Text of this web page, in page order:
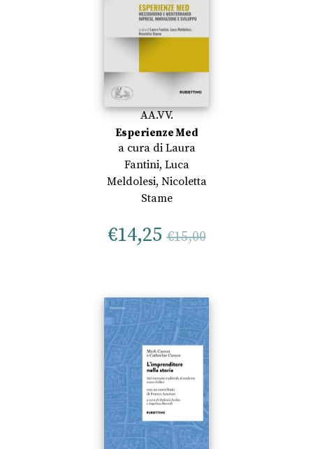
AA.VV.
Esperienze Med
a cura di Laura
Fantini, Luca
Meldolesi, Nicoletta
Stame
€14,25 €15,00